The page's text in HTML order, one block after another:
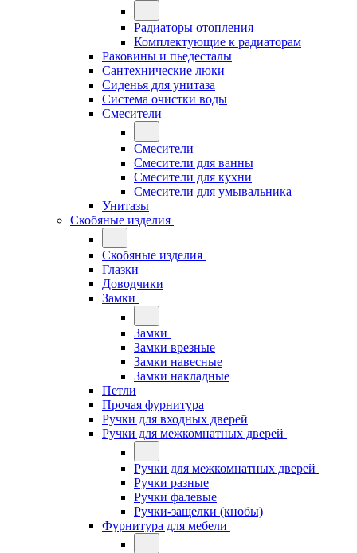
Радиаторы отопления
Комплектующие к радиаторам
Раковины и пьедесталы
Сантехнические люки
Сиденья для унитаза
Система очистки воды
Смесители
Смесители
Смесители для ванны
Смесители для кухни
Смесители для умывальника
Унитазы
Скобяные изделия
Скобяные изделия
Глазки
Доводчики
Замки
Замки
Замки врезные
Замки навесные
Замки накладные
Петли
Прочая фурнитура
Ручки для входных дверей
Ручки для межкомнатных дверей
Ручки для межкомнатных дверей
Ручки разные
Ручки фалевые
Ручки-защелки (кнобы)
Фурнитура для мебели